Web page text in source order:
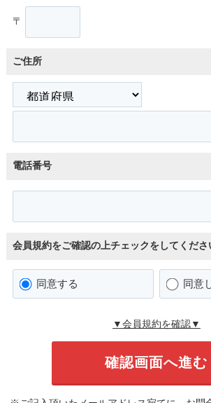
〒
ご住所
電話番号
会員規約をご確認の上チェックをしてくださ
同意する 同意
▼会員規約を確認▼